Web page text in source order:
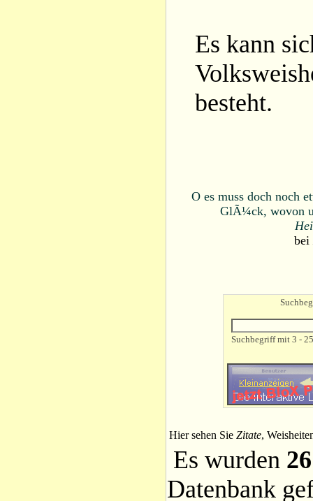
Es kann
besteht.
O es muss doch noch
GlÃ¼ck, wovon
bei
Suchbegriff mit 3 -
Hier sehen Sie Zitate,
Es wurden 26
Datenbank